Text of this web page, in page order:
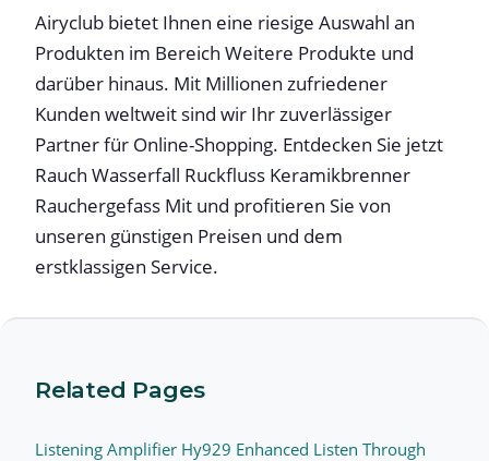
Airyclub bietet Ihnen eine riesige Auswahl an
Produkten im Bereich Weitere Produkte und
darüber hinaus. Mit Millionen zufriedener
Kunden weltweit sind wir Ihr zuverlässiger
Partner für Online-Shopping. Entdecken Sie jetzt
Rauch Wasserfall Ruckfluss Keramikbrenner
Rauchergefass Mit und profitieren Sie von
unseren günstigen Preisen und dem
erstklassigen Service.
Related Pages
Listening Amplifier Hy929 Enhanced Listen Through